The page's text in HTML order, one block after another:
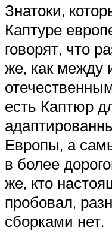
Знатоки,
Каптуре
говорят, что
же, как между
есть Каптюр
Европы, а
в более
же, кто
пробовал,
сборками нет.